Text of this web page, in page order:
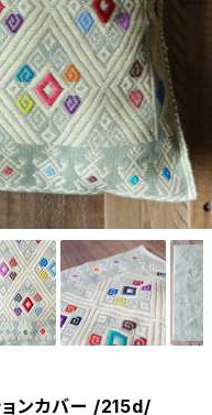
ョンカバー /215d/